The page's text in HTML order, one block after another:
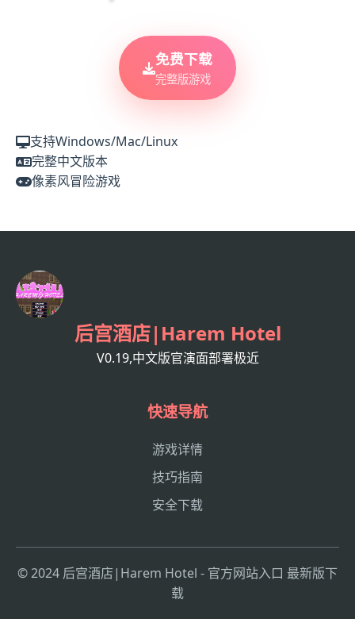
免费下载
完整版游戏
支持Windows/Mac/Linux
完整中文版本
像素风冒险游戏
后宫酒店|Harem Hotel
V0.19,中文版官演面部署极近
快速导航
游戏详情
技巧指南
安全下载
© 2024 后宫酒店|Harem Hotel - 官方网站入口 最新版下
载